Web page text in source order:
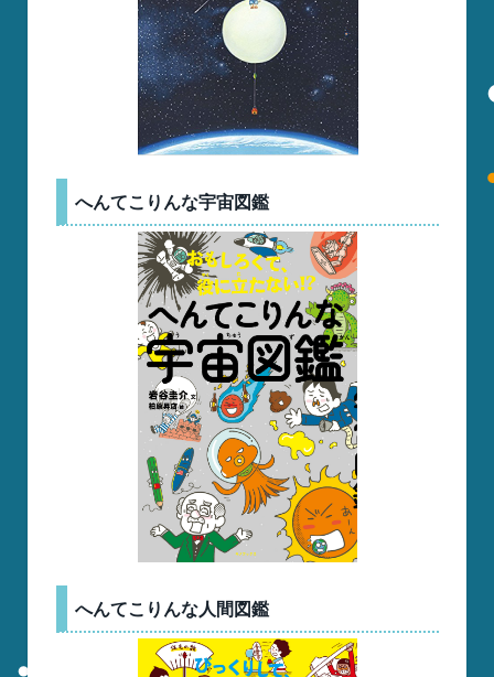
へんてこりんな宇宙図鑑
へんてこりんな人間図鑑